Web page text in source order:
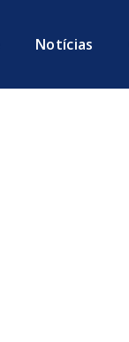
Notícias